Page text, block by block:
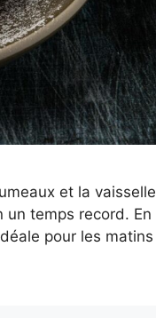
et la vaisselle
temps record. En
pour les matins